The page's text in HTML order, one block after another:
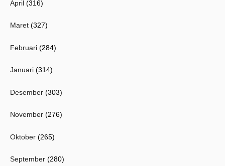
April (316)
Maret (327)
Februari (284)
Januari (314)
Desember (303)
November (276)
Oktober (265)
September (280)